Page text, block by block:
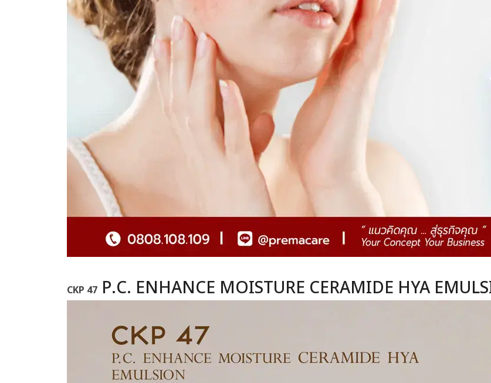
CKP 47 P.C. ENHANCE MOISTURE CERAMIDE HYA